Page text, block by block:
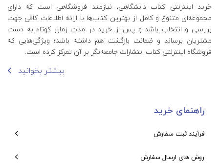
خرید اینترنتی کتاب‌ دانشگاهی، نیازمند فروشگاهی است که دارای
مجموعه‌ای متنوع و کامل از بهترین کتاب‌ها با ارائه اطلاعات کافی جهت
بررسی و انتخاب باشد و پس از خرید در مدت زمان کوتاه به دست
مشتریان برساند و ضمانت بازگشت هم داشته باشد؛ ویژگی‌هایی که
فروشگاه اینترنتی کتاب انتشارات جامعه‌نگر بر آن تمرکز کرده است.
بیشتر بخوانید
راهنمای خرید
فرآیند ثبت سفارش
روش های ارسال سفارش